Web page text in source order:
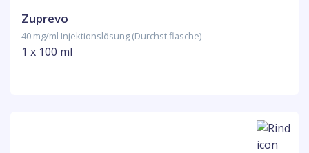
Zuprevo
40 mg/ml Injektionslösung (Durchst.flasche)
1 x 100 ml